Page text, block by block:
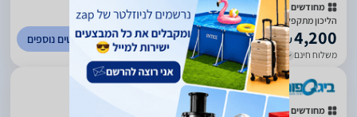
מחודשים / עודפים / מתצוגה
הליכון מתקפל KT520 מתצוגה
₪4,200
משלוח חינם עד 5 ימי עסקים
לפרטים נוספים
0
(
56
)
מחודשים / עודפים / מתצוגה